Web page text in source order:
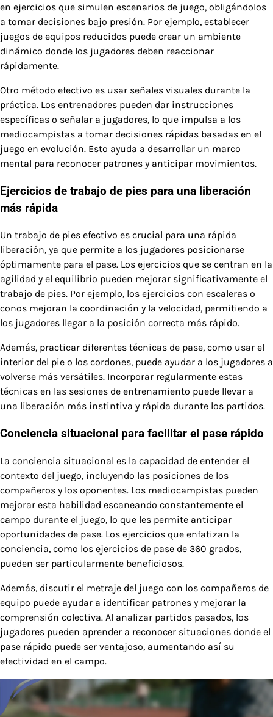
en ejercicios que simulen escenarios de juego, obligándolos
a tomar decisiones bajo presión. Por ejemplo, establecer
juegos de equipos reducidos puede crear un ambiente
dinámico donde los jugadores deben reaccionar
rápidamente.
Otro método efectivo es usar señales visuales durante la
práctica. Los entrenadores pueden dar instrucciones
específicas o señalar a jugadores, lo que impulsa a los
mediocampistas a tomar decisiones rápidas basadas en el
juego en evolución. Esto ayuda a desarrollar un marco
mental para reconocer patrones y anticipar movimientos.
Ejercicios de trabajo de pies para una liberación
más rápida
Un trabajo de pies efectivo es crucial para una rápida
liberación, ya que permite a los jugadores posicionarse
óptimamente para el pase. Los ejercicios que se centran en la
agilidad y el equilibrio pueden mejorar significativamente el
trabajo de pies. Por ejemplo, los ejercicios con escaleras o
conos mejoran la coordinación y la velocidad, permitiendo a
los jugadores llegar a la posición correcta más rápido.
Además, practicar diferentes técnicas de pase, como usar el
interior del pie o los cordones, puede ayudar a los jugadores a
volverse más versátiles. Incorporar regularmente estas
técnicas en las sesiones de entrenamiento puede llevar a
una liberación más instintiva y rápida durante los partidos.
Conciencia situacional para facilitar el pase rápido
La conciencia situacional es la capacidad de entender el
contexto del juego, incluyendo las posiciones de los
compañeros y los oponentes. Los mediocampistas pueden
mejorar esta habilidad escaneando constantemente el
campo durante el juego, lo que les permite anticipar
oportunidades de pase. Los ejercicios que enfatizan la
conciencia, como los ejercicios de pase de 360 grados,
pueden ser particularmente beneficiosos.
Además, discutir el metraje del juego con los compañeros de
equipo puede ayudar a identificar patrones y mejorar la
comprensión colectiva. Al analizar partidos pasados, los
jugadores pueden aprender a reconocer situaciones donde el
pase rápido puede ser ventajoso, aumentando así su
efectividad en el campo.